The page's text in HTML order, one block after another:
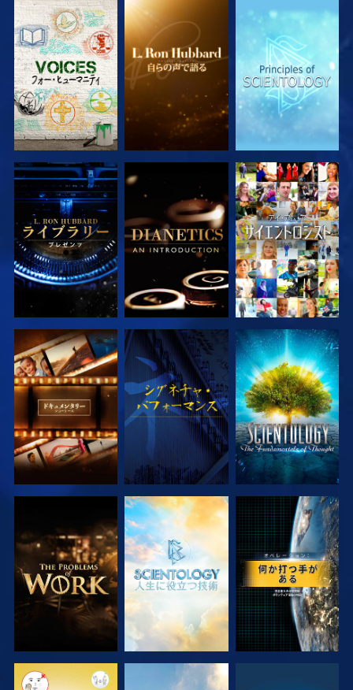
シリーズを探求 シリーズを探求 シリーズを探求
シリーズを探求 シリーズを探求 観る
シリーズを探求 観る シリーズを探求
シリーズを探求 シリーズを探求 観る